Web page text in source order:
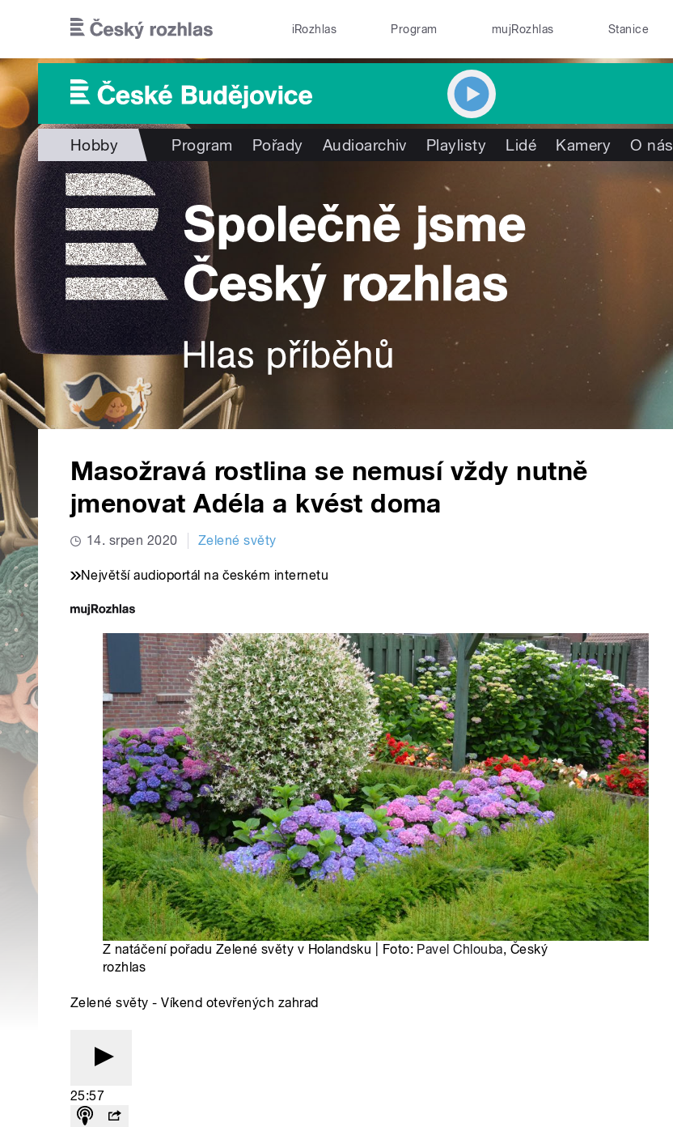
iRozhlas Program mujRozhlas Stanice
Hobby Program Pořady Audioarchiv Playlisty Lidé Kamery O nás
Masožravá rostlina se nemusí vždy nutně
jmenovat Adéla a kvést doma
14. srpen 2020 Zelené světy
Největší audioportál na českém internetu
Z natáčení pořadu Zelené světy v Holandsku | Foto: Pavel Chlouba, Český
rozhlas
Zelené světy - Víkend otevřených zahrad
25:57